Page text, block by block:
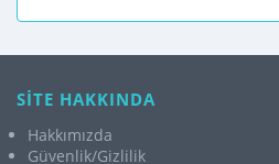
SİTE HAKKINDA
Hakkımızda
Güvenlik/Gizlilik